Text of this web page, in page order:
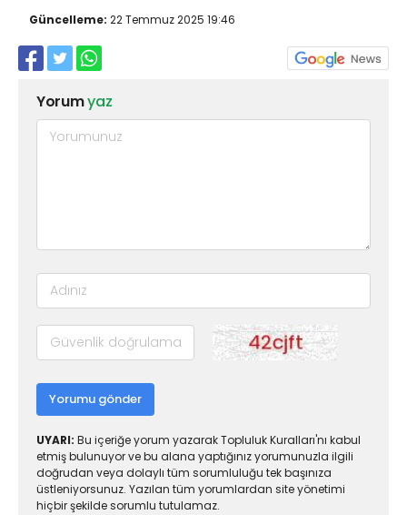
Güncelleme: 22 Temmuz 2025 19:46
Yorumyaz
Yorumu gönder
UYARI: Bu içeriğe yorum yazarak Topluluk Kuralları'nı kabul
etmiş bulunuyor ve bu alana yaptığınız yorumunuzla ilgili
doğrudan veya dolaylı tüm sorumluluğu tek başınıza
üstleniyorsunuz. Yazılan tüm yorumlardan site yönetimi
hiçbir şekilde sorumlu tutulamaz.